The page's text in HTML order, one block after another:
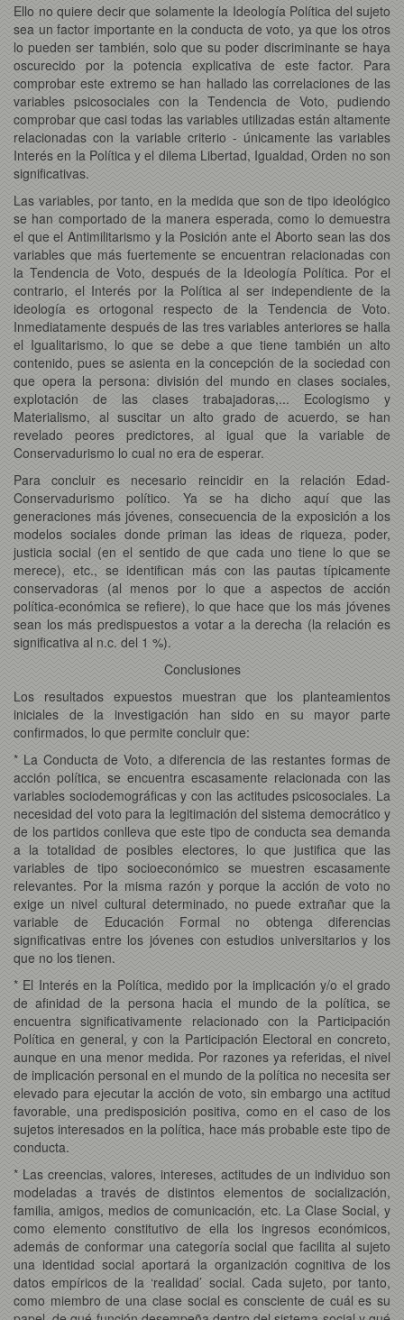
Ello no quiere decir que solamente la Ideología Política del sujeto
sea un factor importante en la conducta de voto, ya que los otros
lo pueden ser también, solo que su poder discriminante se haya
oscurecido por la potencia explicativa de este factor. Para
comprobar este extremo se han hallado las correlaciones de las
variables psicosociales con la Tendencia de Voto, pudiendo
comprobar que casi todas las variables utilizadas están altamente
relacionadas con la variable criterio - únicamente las variables
Interés en la Política y el dilema Libertad, Igualdad, Orden no son
significativas.
Las variables, por tanto, en la medida que son de tipo ideológico
se han comportado de la manera esperada, como lo demuestra
el que el Antimilitarismo y la Posición ante el Aborto sean las dos
variables que más fuertemente se encuentran relacionadas con
la Tendencia de Voto, después de la Ideología Política. Por el
contrario, el Interés por la Política al ser independiente de la
ideología es ortogonal respecto de la Tendencia de Voto.
Inmediatamente después de las tres variables anteriores se halla
el Igualitarismo, lo que se debe a que tiene también un alto
contenido, pues se asienta en la concepción de la sociedad con
que opera la persona: división del mundo en clases sociales,
explotación de las clases trabajadoras,... Ecologismo y
Materialismo, al suscitar un alto grado de acuerdo, se han
revelado peores predictores, al igual que la variable de
Conservadurismo lo cual no era de esperar.
Para concluir es necesario reincidir en la relación Edad-
Conservadurismo político. Ya se ha dicho aquí que las
generaciones más jóvenes, consecuencia de la exposición a los
modelos sociales donde priman las ideas de riqueza, poder,
justicia social (en el sentido de que cada uno tiene lo que se
merece), etc., se identifican más con las pautas típicamente
conservadoras (al menos por lo que a aspectos de acción
política-económica se refiere), lo que hace que los más jóvenes
sean los más predispuestos a votar a la derecha (la relación es
significativa al n.c. del 1 %).
Conclusiones
Los resultados expuestos muestran que los planteamientos
iniciales de la investigación han sido en su mayor parte
confirmados, lo que permite concluir que:
* La Conducta de Voto, a diferencia de las restantes formas de
acción política, se encuentra escasamente relacionada con las
variables sociodemográficas y con las actitudes psicosociales. La
necesidad del voto para la legitimación del sistema democrático y
de los partidos conlleva que este tipo de conducta sea demanda
a la totalidad de posibles electores, lo que justifica que las
variables de tipo socioeconómico se muestren escasamente
relevantes. Por la misma razón y porque la acción de voto no
exige un nivel cultural determinado, no puede extrañar que la
variable de Educación Formal no obtenga diferencias
significativas entre los jóvenes con estudios universitarios y los
que no los tienen.
* El Interés en la Política, medido por la implicación y/o el grado
de afinidad de la persona hacia el mundo de la política, se
encuentra significativamente relacionado con la Participación
Política en general, y con la Participación Electoral en concreto,
aunque en una menor medida. Por razones ya referidas, el nivel
de implicación personal en el mundo de la política no necesita ser
elevado para ejecutar la acción de voto, sin embargo una actitud
favorable, una predisposición positiva, como en el caso de los
sujetos interesados en la política, hace más probable este tipo de
conducta.
* Las creencias, valores, intereses, actitudes de un individuo son
modeladas a través de distintos elementos de socialización,
familia, amigos, medios de comunicación, etc. La Clase Social, y
como elemento constitutivo de ella los ingresos económicos,
además de conformar una categoría social que facilita al sujeto
una identidad social aportará la organización cognitiva de los
datos empíricos de la ‘realidad’ social. Cada sujeto, por tanto,
como miembro de una clase social es consciente de cuál es su